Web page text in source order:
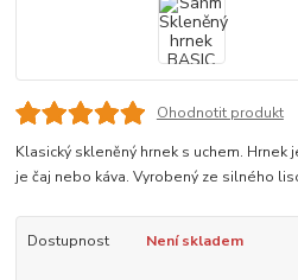
Ohodnotit produkt
Klasický skleněný hrnek s uchem.
je čaj nebo káva. Vyrobený ze silného
Dostupnost Není skladem